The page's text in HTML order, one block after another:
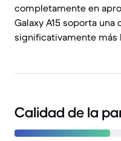
completamente en
Galaxy A15 soporta una
significativamente más
Calidad de la